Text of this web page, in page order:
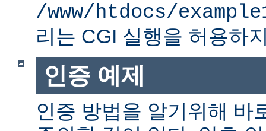
/www/htdocs/
리는 CGI 실행을 허용하
인증 예제
인증 방법을 알기위해 바